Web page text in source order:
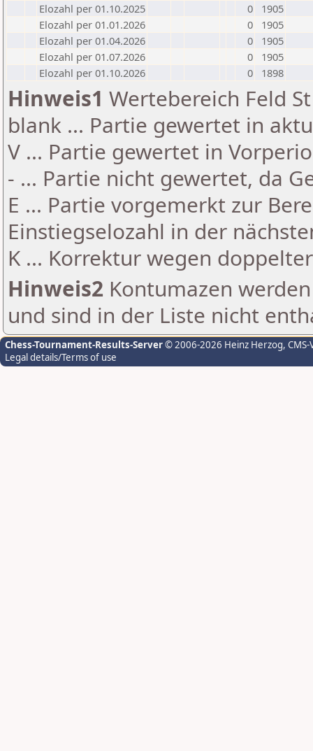
Elozahl per 01.10.2025
0
1905
Elozahl per 01.01.2026
0
1905
Elozahl per 01.04.2026
0
1905
Elozahl per 01.07.2026
0
1905
Elozahl per 01.10.2026
0 1898
Hinweis1 Wertebereich Feld
blank ... Partie gewertet in
V ... Partie gewertet in
- ... Partie nicht gewertet, da
E ... Partie vorgemerkt zur
Einstiegselozahl in der
K ... Korrektur wegen
Hinweis2 Kontumazen
und sind in der Liste nicht
Chess-Tournament-Results-Server© 2006-2026 Heinz Herzog,
Legal details/Terms of use